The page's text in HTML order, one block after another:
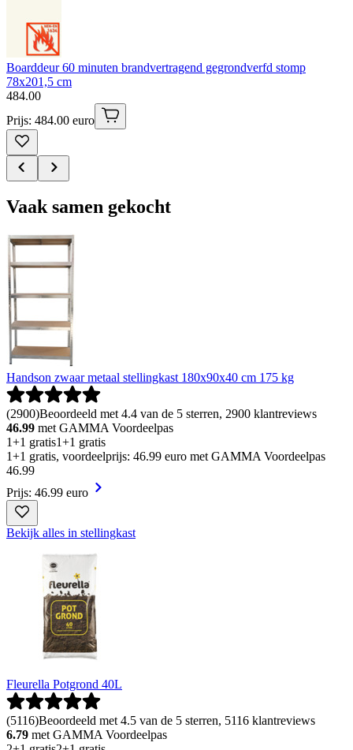
Boarddeur 60 minuten brandvertragend gegrondverfd stomp
78x201,5 cm
484.00
Prijs: 484.00 euro
Vaak samen gekocht
Handson zwaar metaal stellingkast 180x90x40 cm 175 kg
(2900)Beoordeeld met 4.4 van de 5 sterren, 2900 klantreviews
46.99 met GAMMA Voordeelpas
1+1 gratis1+1 gratis
1+1 gratis, voordeelprijs: 46.99 euro met GAMMA Voordeelpas
46.99
Prijs: 46.99 euro
Bekijk alles in stellingkast
Fleurella Potgrond 40L
(5116)Beoordeeld met 4.5 van de 5 sterren, 5116 klantreviews
6.79 met GAMMA Voordeelpas